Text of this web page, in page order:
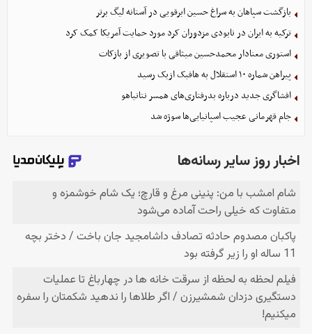
بازگشت سپاهان به سراغ حسین ابرقویی در آستانه لیگ برتر
ترکیه به ایران در نابودی مزدوران کرد مورد حمایت آمریکا کمک کرد
استوری معنادار محمدحسین میثاقی با تصویری از بازکات
پیراهن شماره ۱۰ استقلال به هافبک ازبک رسید
افشاگری جدید درباره بدرفتاری‌های همسر نتانیاهو
جام قهرمانی عجیب اسپانیایی‌ها سوژه شد